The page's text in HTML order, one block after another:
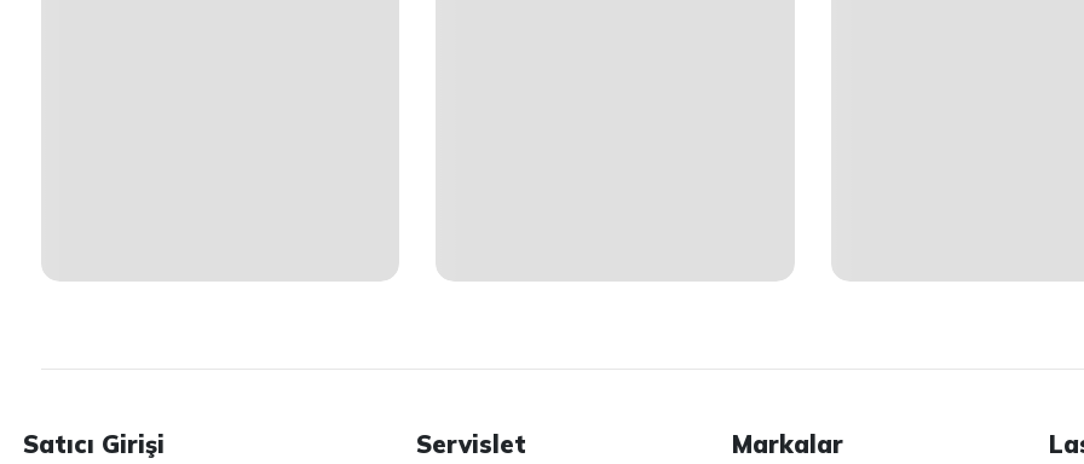
Satıcı Girişi Servislet Markalar